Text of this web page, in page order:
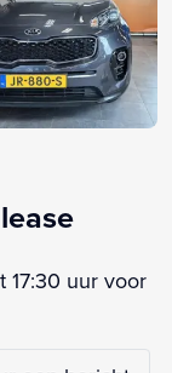
17:30 uur voor